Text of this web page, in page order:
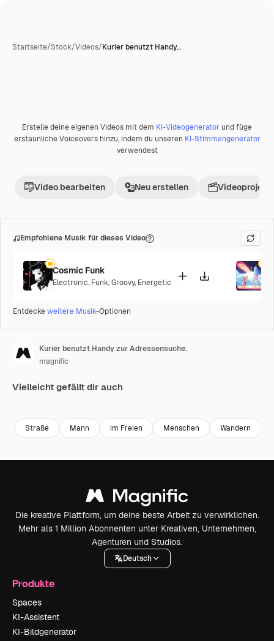
Startseite/Stock/Videos/Kurier benutzt Handy…
Erstelle deine eigenen Videos mit dem KI-Videogenerator und füge
erstaunliche Voiceovers hinzu, indem du unseren KI-Stimmengenerator
verwendest
Video bearbeiten Neu erstellen Videoprojekt
Empfohlene Musik für dieses Video
Cosmic Funk
Electronic, Funk,Groovy, Energetic
Entdeckeweitere Musik-Optionen
Kurier benutzt Handy zur Adressensuche.
magnific
Vielleicht gefällt dir auch
Straße Mann im Freien Menschen Wandern
Die kreative Plattform, um deine beste Arbeit zu verwirklichen.
Mehr als 1 Million Abonnenten unter Kreativen, Unternehmen,
Agenturen und Studios.
Deutsch
Produkte
Spaces
KI-Assistent
KI-Bildgenerator